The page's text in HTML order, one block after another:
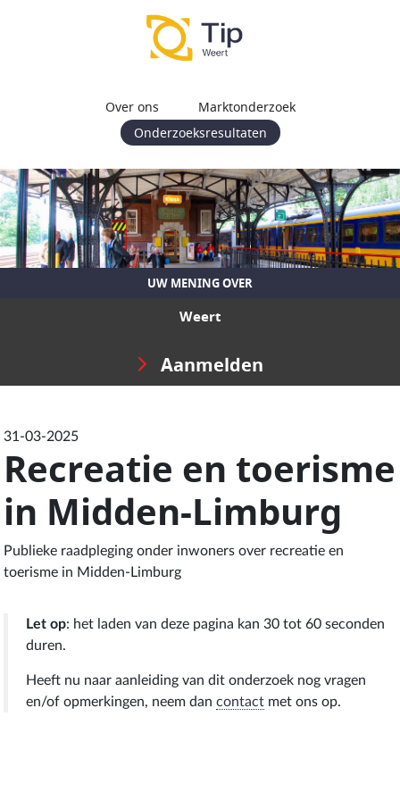
Over ons
Marktonderzoek
Onderzoeksresultaten
UW MENING OVER
Weert
Aanmelden
31-03-2025
Recreatie en toerisme
in Midden-Limburg
Publieke raadpleging onder inwoners over recreatie en
toerisme in Midden-Limburg
Let op: het laden van deze pagina kan 30 tot 60 seconden
duren.
Heeft nu naar aanleiding van dit onderzoek nog vragen
en/of opmerkingen, neem dancontact met ons op.